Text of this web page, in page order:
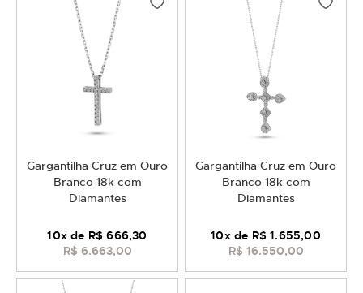
Gargantilha Cruz em Ouro
Branco 18k com
Diamantes
R$ 6.663,00
10x de R$ 666,30
Gargantilha Cruz em Ouro
Branco 18k com
Diamantes
R$ 16.550,00
10x de R$ 1.655,00